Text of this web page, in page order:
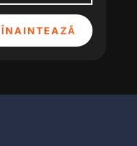
ÎNAINTEAZĂ